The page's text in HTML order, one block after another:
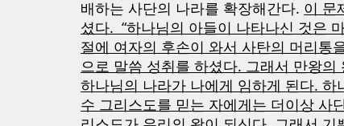
배하는 사단의 나라를 확장해간다. 이 문
셨다.  “하나님의 아들이 나타나신 것은
절에 여자의 후손이 와서 사탄의 머리통
으로 말씀 성취를 하셨다. 그래서 만왕
하나님의 나라가 나에게 임하게 된다.
수 그리스도를 믿는 자에게는 더이상 사